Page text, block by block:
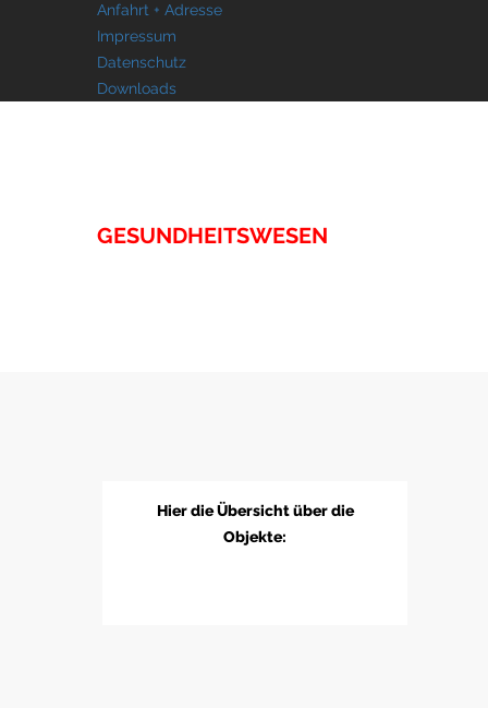
Anfahrt + Adresse
Impressum
Datenschutz
Downloads
GESUNDHEITSWESEN
Hier die Übersicht über die
Objekte: